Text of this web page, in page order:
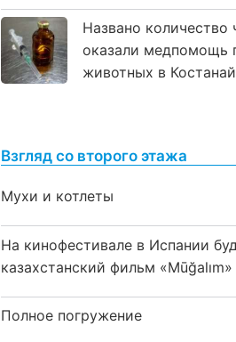
Названо количество
оказали медпомощь
животных в
Взгляд со второго этажа
Мухи и котлеты
На кинофестивале в Испании
казахстанский фильм «Mūğalım»
Полное погружение